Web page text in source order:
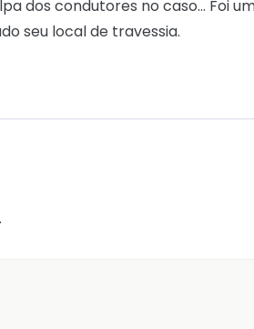
dos condutores no caso… Foi
seu local de travessia.